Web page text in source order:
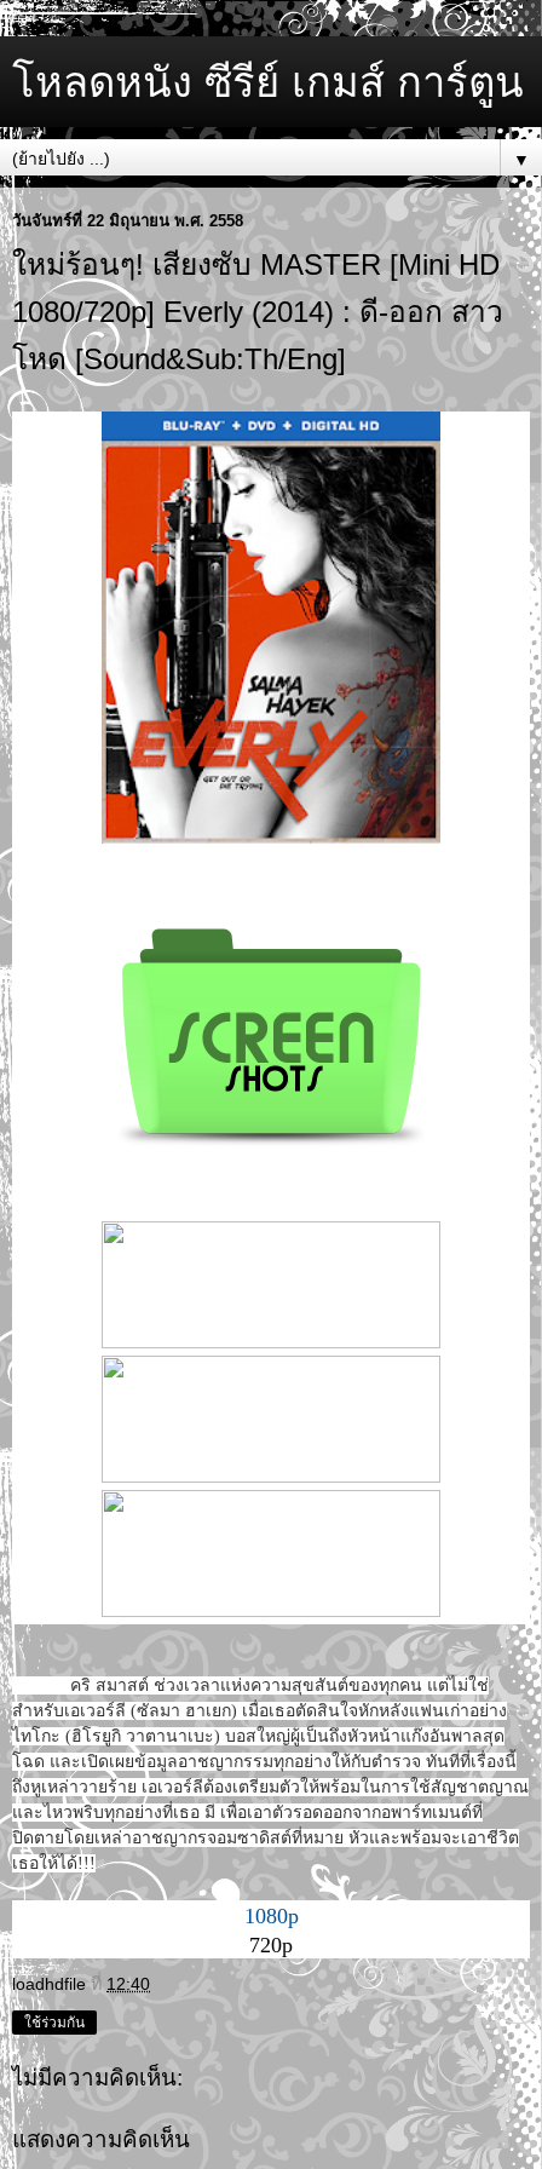
โหลดหนัง ซีรีย์ เกมส์ การ์ตูน
▼
วันจันทร์ที่ 22 มิถุนายน พ.ศ. 2558
ใหม่ร้อนๆ! เสียงซับ MASTER [Mini HD
1080/720p] Everly (2014) : ดี-ออก สาว
โหด [Sound&Sub:Th/Eng]
คริ สมาสต์ ช่วงเวลาแห่งความสุขสันต์ของทุกคน แต่ไม่ใช่
สำหรับเอเวอร์ลี (ซัลมา ฮาเยก) เมื่อเธอตัดสินใจหักหลังแฟนเก่าอย่าง
ไทโกะ (ฮิโรยูกิ วาตานาเบะ) บอสใหญ่ผู้เป็นถึงหัวหน้าแก๊งอันพาลสุด
โฉด และเปิดเผยข้อมูลอาชญากรรมทุกอย่างให้กับตำรวจ ทันทีที่เรื่องนี้
ถึงหูเหล่าวายร้าย เอเวอร์ลีต้องเตรียมตัวให้พร้อมในการใช้สัญชาตญาณ
และไหวพริบทุกอย่างที่เธอ มี เพื่อเอาตัวรอดออกจากอพาร์ทเมนต์ที่
ปิดตายโดยเหล่าอาชญากรจอมซาดิสต์ที่หมาย หัวและพร้อมจะเอาชีวิต
เธอให้ได้!!!
1080p
720p
loadhdfile ที่ 12:40
ใช้ร่วมกัน
ไม่มีความคิดเห็น:
แสดงความคิดเห็น